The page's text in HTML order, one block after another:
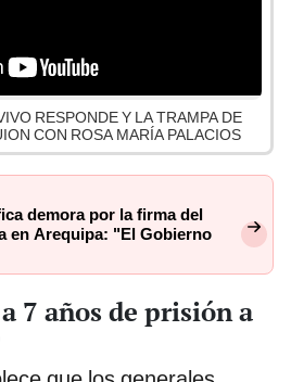
RESPONDE Y LA TRAMPA DE
CON ROSA MARÍA PALACIOS
demora por la firma del
en Arequipa: "El Gobierno
7 años de prisión a